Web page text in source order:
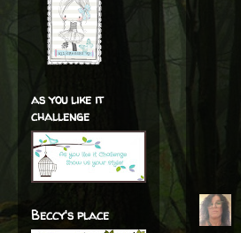
as you like it
challenge
Beccy's place